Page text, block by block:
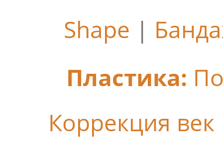
Shape |
Пластика:
Коррекция век